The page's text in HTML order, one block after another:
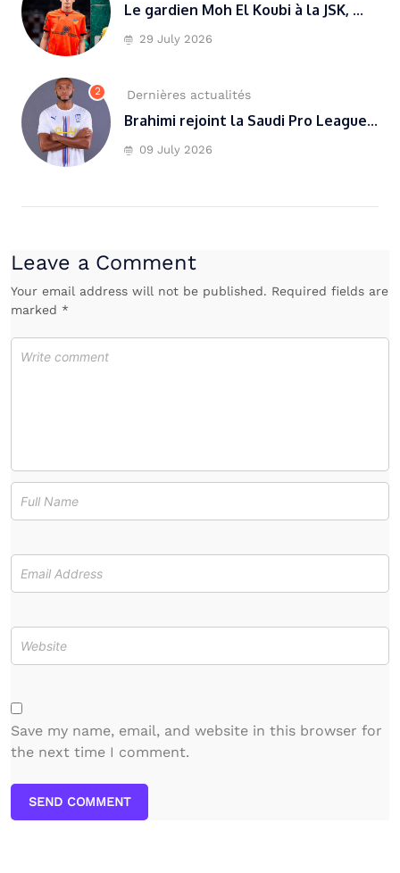
Le gardien Moh El Koubi à la JSK, ...
29 July 2026
2 Dernières actualités
Brahimi rejoint la Saudi Pro League...
09 July 2026
Leave a Comment
Your email address will not be published. Required fields are
marked *
Save my name, email, and website in this browser for
the next time I comment.
SEND COMMENT